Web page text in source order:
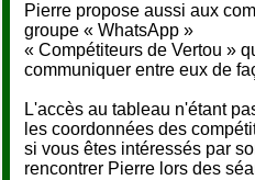
Pierre propose aussi aux
groupe « WhatsApp »
« Compétiteurs de Vertou »
communiquer entre eux de
L'accès au tableau n'étant
les coordonnées des
si vous êtes intéressés par
rencontrer Pierre lors des